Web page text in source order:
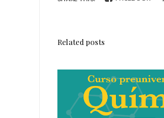
Related posts